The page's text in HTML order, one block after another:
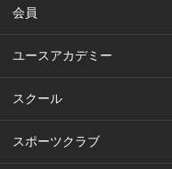
会員
ユースアカデミー
スクール
スポーツクラブ